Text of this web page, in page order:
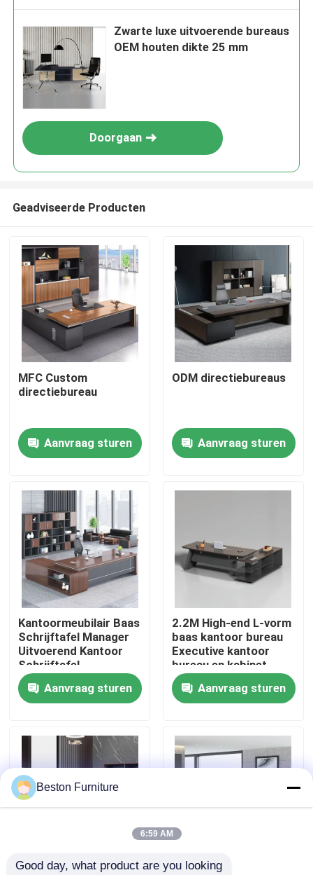
Producten
Over ons
Fabriekstocht
Kwaliteitscontrole
Neem contact met ons op
Nieuws
Gevallen
Bureau Werkstation Bureaus
Zwarte luxe uitvoerende bureaus
OEM houten dikte 25 mm
Doorgaan
Geadviseerde Producten
MFC Custom
directiebureau
Aanvraag sturen
ODM directiebureaus
Aanvraag sturen
Kantoormeubilair Baas
Schrijftafel Manager
Uitvoerend Kantoor
Schrijftafel
Aanvraag sturen
2.2M High-end L-vorm
baas kantoor bureau
Executive kantoor
bureau en kabinet
Aanvraag sturen
2 meter 50 mm Grootte 1800 mm
Beston Furniture
6:59 AM
Good day, what product are you looking